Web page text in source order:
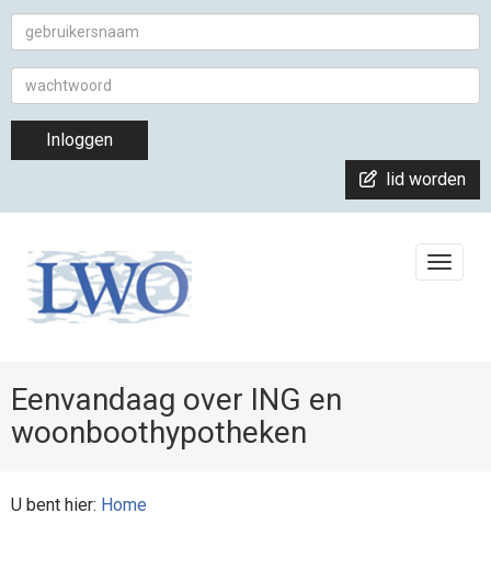
Inloggen
lid worden
Eenvandaag over ING en
woonboothypotheken
U bent hier: Home